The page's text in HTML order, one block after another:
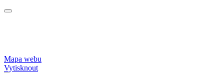
Mapa webu
Vytisknout